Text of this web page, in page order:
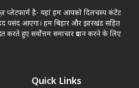
प्लेटफार्म है- यहां हम आपको दिलचस्प कंटेंट
पसंद आएगा। हम बिहार और झारखंड सहित
करते हुए सर्वोत्तम समाचार प्रदान करने के लिए
Quick Links